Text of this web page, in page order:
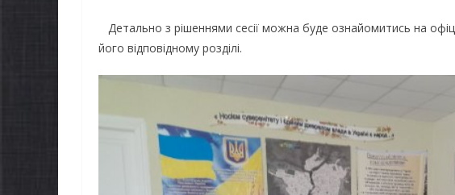
Детально з рішеннями сесії можна буде ознайомитись на
його відповідному розділі.